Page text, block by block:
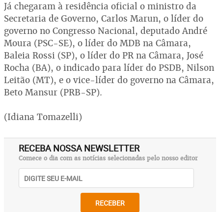
Já chegaram à residência oficial o ministro da
Secretaria de Governo, Carlos Marun, o líder do
governo no Congresso Nacional, deputado André
Moura (PSC-SE), o líder do MDB na Câmara,
Baleia Rossi (SP), o líder do PR na Câmara, José
Rocha (BA), o indicado para líder do PSDB, Nilson
Leitão (MT), e o vice-líder do governo na Câmara,
Beto Mansur (PRB-SP).
(Idiana Tomazelli)
RECEBA NOSSA NEWSLETTER
Comece o dia com as notícias selecionadas pelo nosso editor
RECEBER